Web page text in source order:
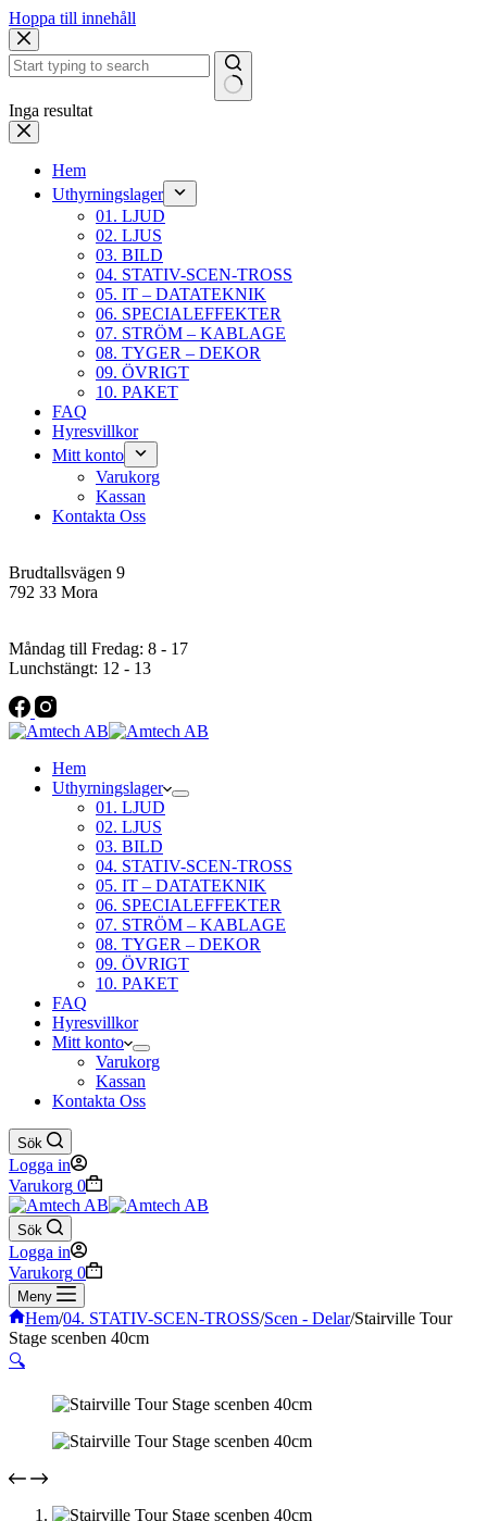
Hoppa till innehåll
Inga resultat
Hem
Uthyrningslager
01. LJUD
02. LJUS
03. BILD
04. STATIV-SCEN-TROSS
05. IT – DATATEKNIK
06. SPECIALEFFEKTER
07. STRÖM – KABLAGE
08. TYGER – DEKOR
09. ÖVRIGT
10. PAKET
FAQ
Hyresvillkor
Mitt konto
Varukorg
Kassan
Kontakta Oss
Brudtallsvägen 9
792 33 Mora
Måndag till Fredag: 8 - 17
Lunchstängt: 12 - 13
Hem
Uthyrningslager
01. LJUD
02. LJUS
03. BILD
04. STATIV-SCEN-TROSS
05. IT – DATATEKNIK
06. SPECIALEFFEKTER
07. STRÖM – KABLAGE
08. TYGER – DEKOR
09. ÖVRIGT
10. PAKET
FAQ
Hyresvillkor
Mitt konto
Varukorg
Kassan
Kontakta Oss
Sök
Logga in
Varukorg 0
Sök
Logga in
Varukorg 0
Meny
Hem/04. STATIV-SCEN-TROSS/Scen - Delar/Stairville Tour
Stage scenben 40cm
🔍